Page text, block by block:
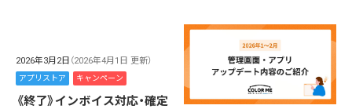
2026年3月2日 （2026年4月1日 更新）
アプリストア キャンペーン
《終了》インボイス対応・確定